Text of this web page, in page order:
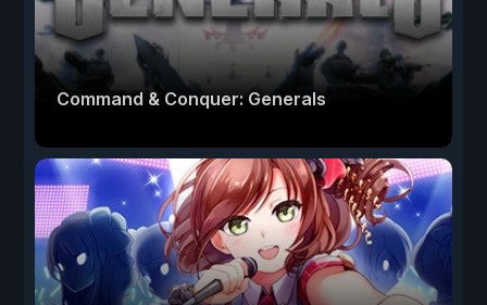
Command & Conquer: Generals